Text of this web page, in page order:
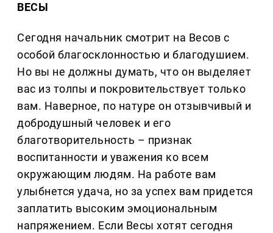
ВЕСЫ
Сегодня начальник смотрит на Весов с
особой благосклонностью и благодушием.
Но вы не должны думать, что он выделяет
вас из толпы и покровительствует только
вам. Наверное, по натуре он отзывчивый и
добродушный человек и его
благотворительность – признак
воспитанности и уважения ко всем
окружающим людям. На работе вам
улыбнется удача, но за успех вам придется
заплатить высоким эмоциональным
напряжением. Если Весы хотят сегодня